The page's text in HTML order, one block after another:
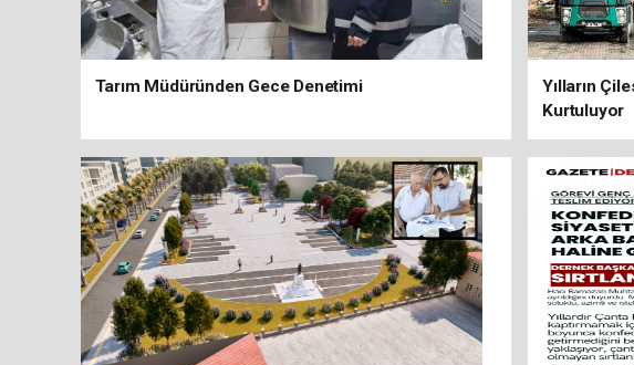
Tarım Müdüründen Gece Denetimi
Yılların
Kurtuluyor